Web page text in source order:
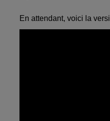
En attendant, voici la